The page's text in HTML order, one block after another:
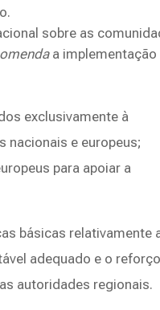
sobre as
a implementação
exclusivamente à
nacionais e europeus;
para apoiar a
básicas relativamente
adequado e o
autoridades regionais.